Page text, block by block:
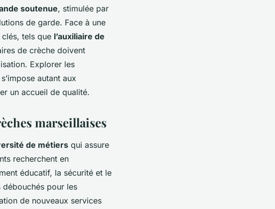
soutenue, stimulée par
de garde. Face à une
tels que l’auxiliaire de
de crèche doivent
Explorer les
s’impose autant aux
un accueil de qualité.
marseillaises
de métiers qui assure
recherchent en
éducatif, la sécurité et le
pour les
de nouveaux services